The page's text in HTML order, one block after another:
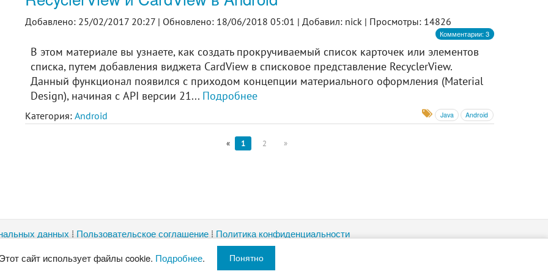
Добавлено: 25/02/2017 20:27 | Обновлено: 18/06/2018 05:01 | Добавил: nick | Просмотры: 14826
Комментарии: 3
В этом материале вы узнаете, как создать прокручиваемый список карточек или элементов
списка, путем добавления виджета CardView в списковое представление RecyclerView.
Данный функционал появился с приходом концепции материального оформления (Material
Design), начиная с API версии 21... Подробнее
Категория:Android Java Android
« 1 2 »
данных ⁞ Пользовательское соглашение⁞ Политика конфиденциальности
highlight.js ⁞ Magnific Popup
и публикация материалов без ссылки на этот сайт запрещены
Этот сайт использует файлы cookie. Подробнее. Понятно